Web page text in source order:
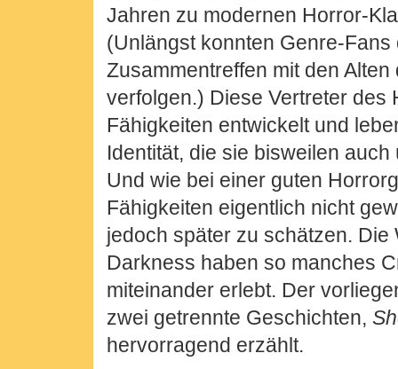
Jahren zu modernen Horror-
(Unlängst konnten Genre-
Zusammentreffen mit den
verfolgen.) Diese Vertreter des
Fähigkeiten entwickelt und
Identität, die sie bisweilen auch
Und wie bei einer guten
Fähigkeiten eigentlich nicht
jedoch später zu schätzen. Die
Darkness haben so manches
miteinander erlebt. Der
zwei getrennte Geschichten,
hervorragend erzählt.